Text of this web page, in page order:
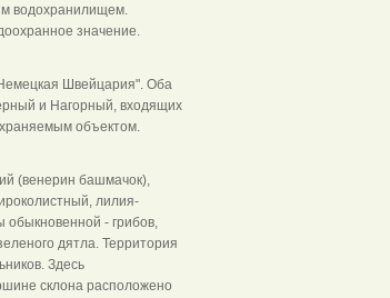
водохранилищем.
значение.
Швейцария". Оба
и Нагорный, входящих
объектом.
(венерин башмачок),
лилия-
обыкновенной - грибов,
дятла. Территория
Здесь
склона расположено